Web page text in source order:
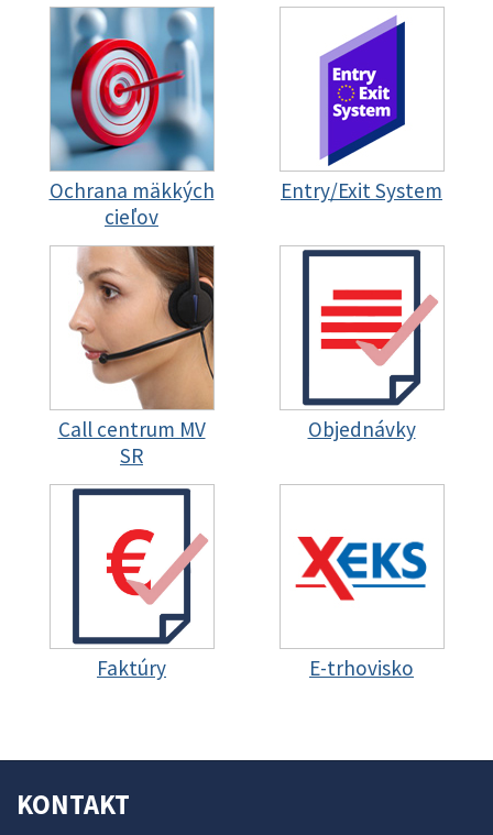
Ochrana mäkkých
cieľov
Entry/Exit System
Call centrum MV
SR
Objednávky
Faktúry E-trhovisko
KONTAKT